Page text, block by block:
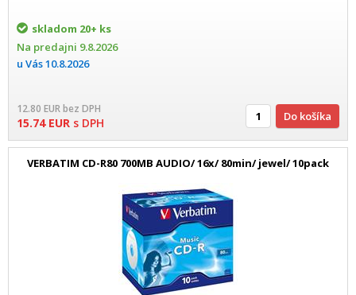
skladom 20+ ks
Na predajni 9.8.2026
u Vás10.8.2026
12.80 EURbez DPH
15.74EUR s DPH Do košíka
VERBATIM CD-R80 700MB AUDIO/ 16x/ 80min/ jewel/ 10pack